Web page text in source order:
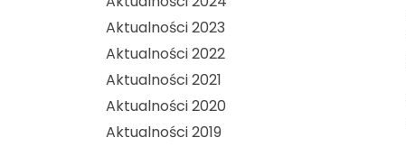
Aktualności 2023
Aktualności 2022
Aktualności 2021
Aktualności 2020
Aktualności 2019